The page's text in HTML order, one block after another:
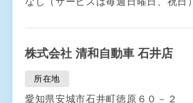
株式会社 清和自動車 石井店
所在地
愛知県安城市石井町徳原６０－２